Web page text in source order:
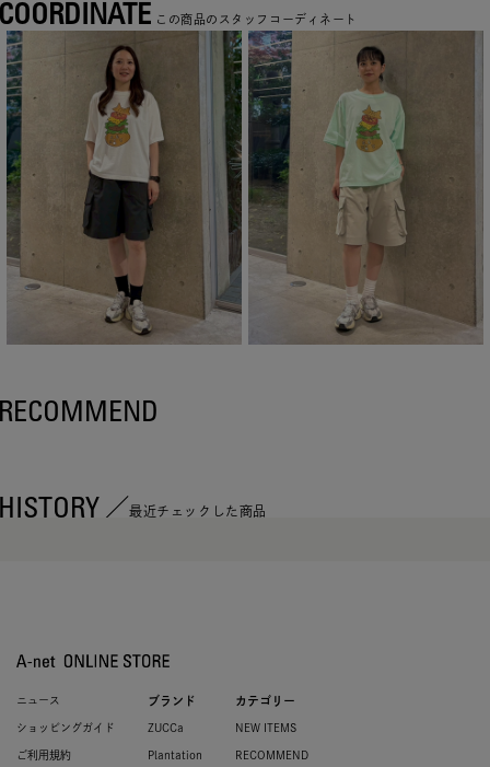
この商品のスタッフコーディネート
最近チェックした商品
ニュース
ショッピングガイド
ご利用規約
ブランド
ZUCCa
Plantation
カテゴリー
NEW ITEMS
RECOMMEND